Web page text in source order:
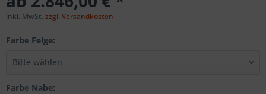
inkl. MwSt. zzgl. Versandkosten
Farbe Felge:
Farbe Nabe: